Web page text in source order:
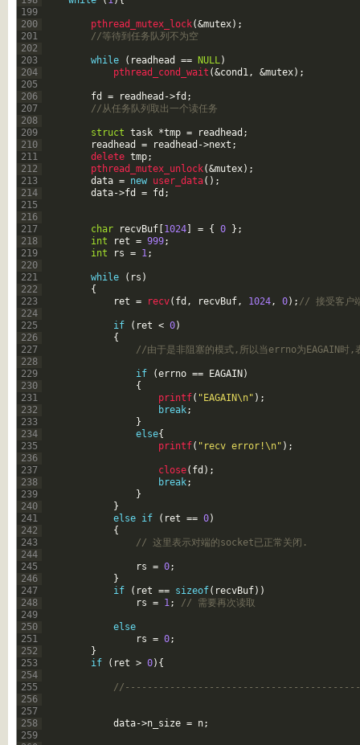
199
200
201
202
203
204
205
206
207
208
209
210
211
212
213
214
215
216
217
218
219
220
221
222
223
224
225
226
227
228
229
230
231
232
233
234
235
236
237
238
239
240
241
242
243
244
245
246
247
248
249
250
251
252
253
254
255
256
257
258
259
pthread_mutex_lock(&mutex) ;
//等待到任务队列不为空
while ( readhead == NULL)
pthread_cond_wait (&cond1, &mutex) ;
fd = readhead ->fd ;
//从任务队列取出一个读任务
struct task *tmp = readhead ;
readhead
= readhead ->next ;
delete tmp;
pthread_mutex_unlock(&mutex) ;
data = new user_data( ) ;
data->fd = fd ;
char recvBuf 1024 = { 0 } ;
int
ret = 999;
int
rs = 1;
while ( rs )
{
ret = recv( fd , recvBuf, 1024, 0) ; // 接受客户
if ( ret < 0)
{
//由于是非阻塞的模式,所以当errno为EAGAIN时,
if (errno == EAGAIN )
{
printf( "EAGAIN\n" ) ;
break;
}
else{
printf( "recv error!\n" ) ;
close( fd ) ;
break;
}
}
else if ( ret == 0)
{
// 这里表示对端的socket已正常关闭.
rs = 0;
}
if
( ret == sizeof( recvBuf) )
rs = 1; // 需要再次读取
else
rs = 0;
}
if
( ret > 0) {
data->n_size = n;